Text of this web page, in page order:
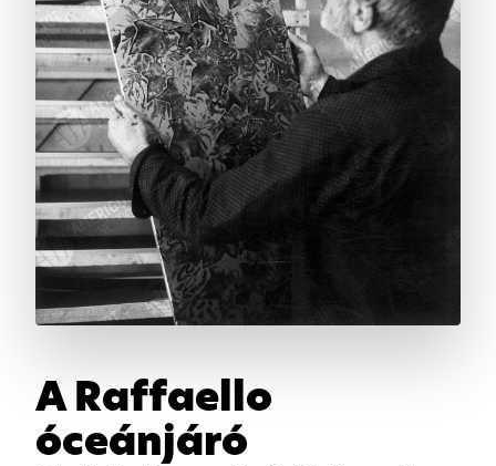
A Raffaello
óceánjáró